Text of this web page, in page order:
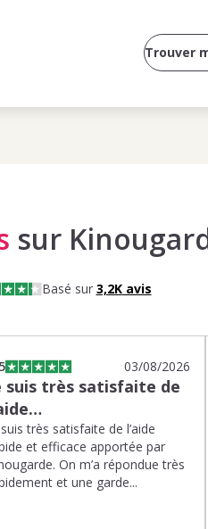
Trouver
sur
Basé sur 3,2Kavis
03/08/2026
suis très satisfaite de
suis très satisfaite de l’aide
et efficace apportée par
On m’a répondue très
et une garde...